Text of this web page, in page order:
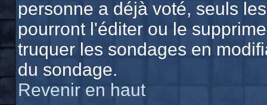
personne a déjà voté, seuls
pourront l'éditer ou le
truquer les sondages en
du sondage.
Revenir en haut